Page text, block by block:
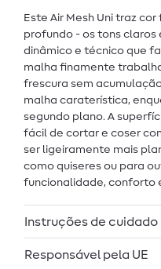
Este Air Mesh Uni traz
profundo - os tons
dinâmico e técnico que
malha finamente
frescura sem
malha caraterística,
segundo plano. A
fácil de cortar e coser
ser ligeiramente mais
como quiseres ou para
funcionalidade, conforto
Instruções de cuidado
Responsável pela UE